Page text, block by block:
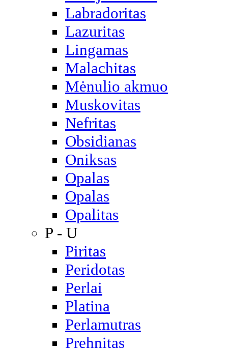
Labradoritas
Lazuritas
Lingamas
Malachitas
Mėnulio akmuo
Muskovitas
Nefritas
Obsidianas
Oniksas
Opalas
Opalas
Opalitas
P - U
Piritas
Peridotas
Perlai
Platina
Perlamutras
Prehnitas